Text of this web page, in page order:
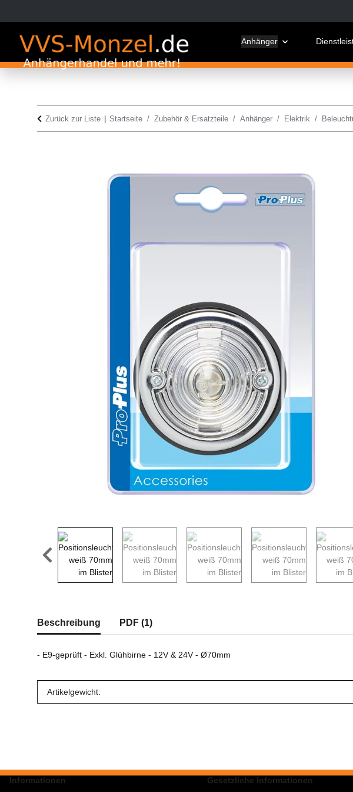
Anhänger
Zurück zur Liste Startseite Zubehör & Ersatzteile Anhänger Elektrik
Beschreibung PDF (1)
- E9-geprüft - Exkl. Glühbirne - 12V & 24V - Ø70mm
Produkteigenschaft
Wert
Artikelgewicht:
Informationen Gesetzliche Informationen